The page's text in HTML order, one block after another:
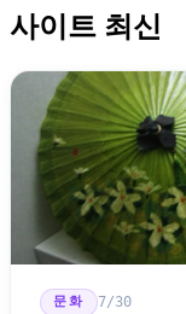
사이트 최신
문화 7/30